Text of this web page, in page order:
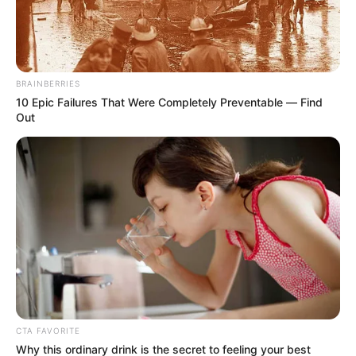
Lea También:Fuerte balacera en frontera entre
Colombia y Venezuela generó pánico en el puente
Simón Bolívar
BRAINBERRIES
10 Epic Failures That Were Completely Preventable — Find
Out
CTA FAVORITE
Why this ordinary drink is the secret to feeling your best